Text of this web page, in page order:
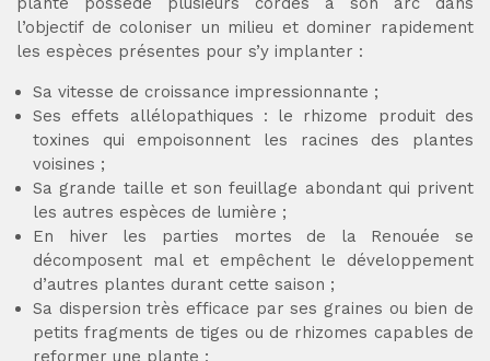
l’objectif de coloniser un milieu et dominer rapidement
les espèces présentes pour s’y implanter :
Sa vitesse de croissance impressionnante ;
Ses effets allélopathiques : le rhizome produit des
toxines qui empoisonnent les racines des plantes
voisines ;
Sa grande taille et son feuillage abondant qui privent
les autres espèces de lumière ;
En hiver les parties mortes de la Renouée se
décomposent mal et empêchent le développement
d’autres plantes durant cette saison ;
Sa dispersion très efficace par ses graines ou bien de
petits fragments de tiges ou de rhizomes capables de
reformer une plante ;